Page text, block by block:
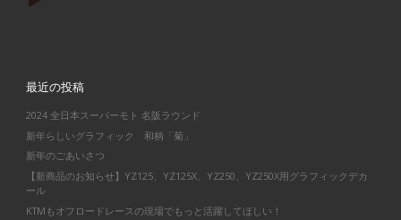
最近の投稿
2024 全日本スーパーモト 名阪ラウンド
新年らしいグラフィック 和柄「菊」
新年のごあいさつ
【新商品のお知らせ】YZ125、YZ125X、YZ250、YZ250X用グラフィックデカ
ール
KTMもオフロードレースの現場でもっと活躍してほしい！